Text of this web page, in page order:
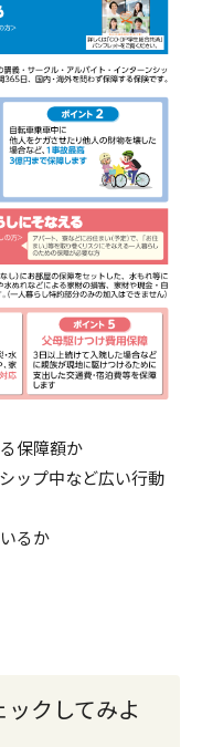
保障額か
プ中など広い行動
るか
クしてみよ